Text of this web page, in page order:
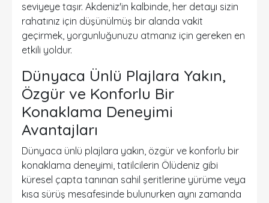
seviyeye taşır. Akdeniz'in kalbinde, her detayı sizin
rahatınız için düşünülmüş bir alanda vakit
geçirmek, yorgunluğunuzu atmanız için gereken en
etkili yoldur.
Dünyaca Ünlü Plajlara Yakın,
Özgür ve Konforlu Bir
Konaklama Deneyimi
Avantajları
Dünyaca ünlü plajlara yakın, özgür ve konforlu bir
konaklama deneyimi, tatilcilerin Ölüdeniz gibi
küresel çapta tanınan sahil şeritlerine yürüme veya
kısa sürüş mesafesinde bulunurken aynı zamanda